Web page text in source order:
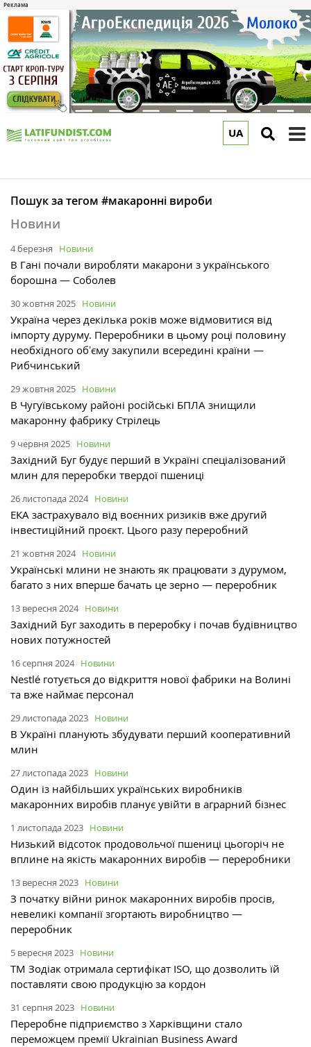
UA
Пошук за тегом #макаронні вироби
Новини
4 березня Новини
В Гані почали виробляти макарони з українського
борошна — Соболев
30 жовтня 2025 Новини
Україна через декілька років може відмовитися від
імпорту дуруму. Переробники в цьому році половину
необхідного обʼєму закупили всередині країни —
Рибчинський
29 жовтня 2025 Новини
В Чугуївському районі російські БПЛА знищили
макаронну фабрику Стрілець
9 червня 2025 Новини
Західний Буг будує перший в Україні спеціалізований
млин для переробки твердої пшениці
26 листопада 2024 Новини
ЕКА застрахувало від воєнних ризиків вже другий
інвестиційний проєкт. Цього разу переробний
21 жовтня 2024 Новини
Українські млини не знають як працювати з дурумом,
багато з них вперше бачать це зерно — переробник
13 вересня 2024 Новини
Західний Буг заходить в переробку і почав будівництво
нових потужностей
16 серпня 2024 Новини
Nestlé готується до відкриття нової фабрики на Волині
та вже наймає персонал
29 листопада 2023 Новини
В Україні планують збудувати перший кооперативний
млин
27 листопада 2023 Новини
Один із найбільших українських виробників
макаронних виробів планує увійти в аграрний бізнес
1 листопада 2023 Новини
Низький відсоток продовольчої пшениці цьогоріч не
вплине на якість макаронних виробів — переробники
13 вересня 2023 Новини
З початку війни ринок макаронних виробів просів,
невеликі компанії згортають виробництво —
переробник
5 вересня 2023 Новини
ТМ Зодіак отримала сертифікат ISO, що дозволить їй
поставляти свою продукцію за кордон
31 серпня 2023 Новини
Переробне підприємство з Харківщини стало
переможцем премії Ukrainian Business Award